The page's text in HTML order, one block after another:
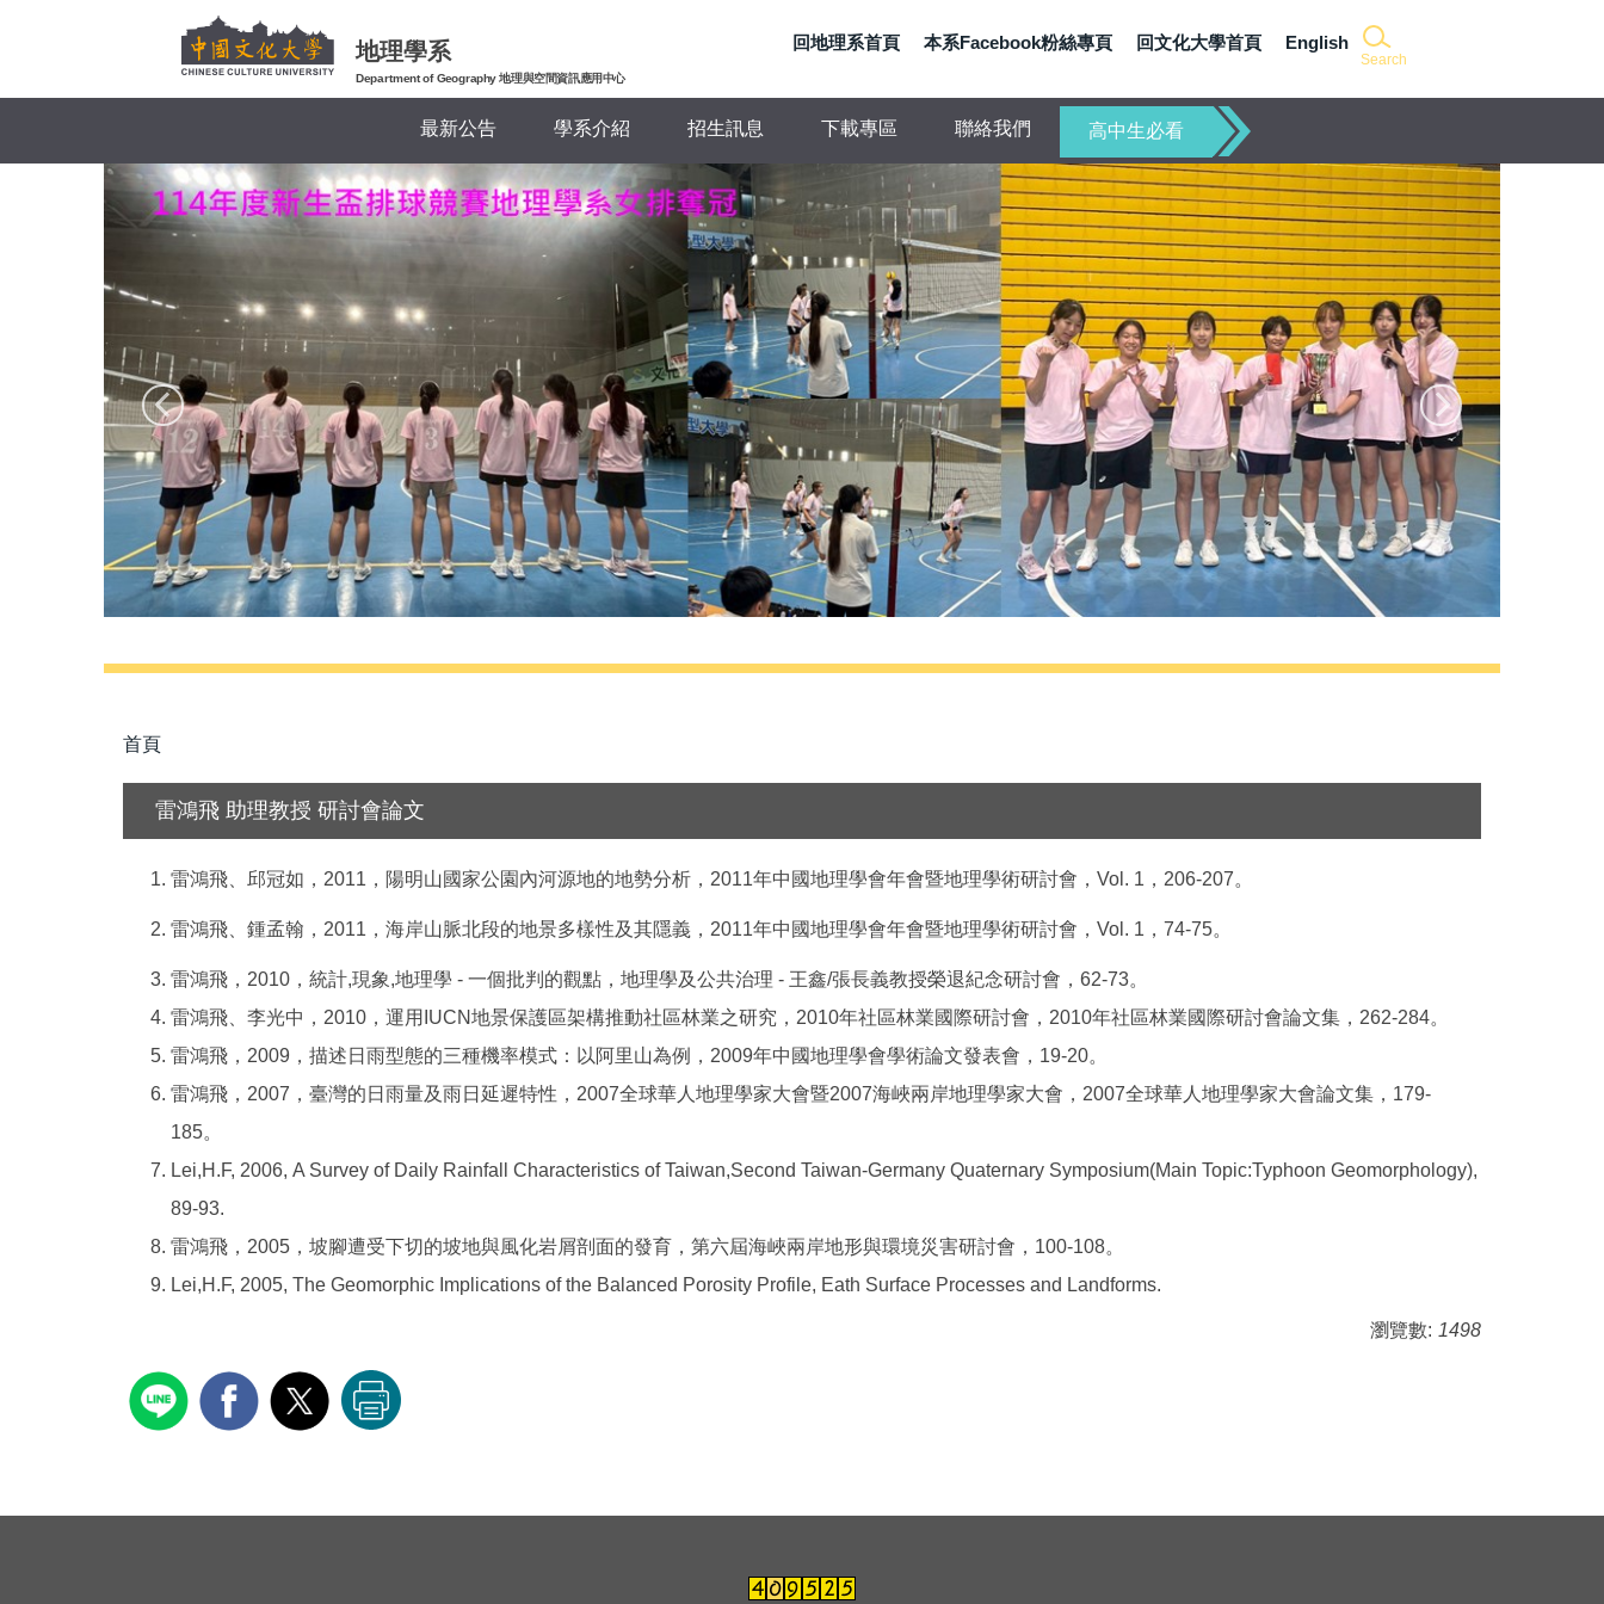
要
容
地理學系
Department of Geography 地理與空間資訊應用中心
回地理系首頁 本系Facebook粉絲專頁 回文化大學首頁 English
Search
最新公告 學系介紹 招生訊息 下載專區 聯絡我們 高中生必看
首頁
雷鴻飛 助理教授 研討會論文
雷鴻飛、邱冠如， 2011 ，陽明山國家公園內河源地的地勢分析， 2011年中國地理學會年會暨地理學術研討會， Vol. 1 ， 206-207。
雷鴻飛、鍾孟翰， 2011 ，海岸山脈北段的地景多樣性及其隱義， 2011年中國地理學會年會暨地理學術研討會， Vol. 1 ， 74-75。
雷鴻飛， 2010 ，統計,現象,地理學 - 一個批判的觀點，地理學及公共治理 - 王鑫/張長義教授榮退紀念研討會， 62-73。
雷鴻飛、李光中， 2010 ，運用 IUCN地景保護區架構推動社區林業之研究， 2010年社區林業國際研討會， 2010年社區林業國際研討會論文集， 262-284。
雷鴻飛， 2009 ，描述日雨型態的三種機率模式：以阿里山為例， 2009年中國地理學會學術論文發表會， 19-20。
雷鴻飛， 2007 ，臺灣的日雨量及雨日延遲特性， 2007全球華人地理學家大會暨2007海峽兩岸地理學家大會， 2007全球華人地理學家大會論文集， 179-
185。
Lei,H.F, 2006, A Survey of Daily Rainfall Characteristics of Taiwan,Second Taiwan-Germany Quaternary Symposium(Main Topic:Typhoon Geomorphology),
89-93.
雷鴻飛， 2005 ，坡腳遭受下切的坡地與風化岩屑剖面的發育，第六屆海峽兩岸地形與環境災害研討會， 100-108。
Lei,H.F, 2005, The Geomorphic Implications of the Balanced Porosity Profile, Eath Surface Processes and Landforms.
瀏覽數: 1498